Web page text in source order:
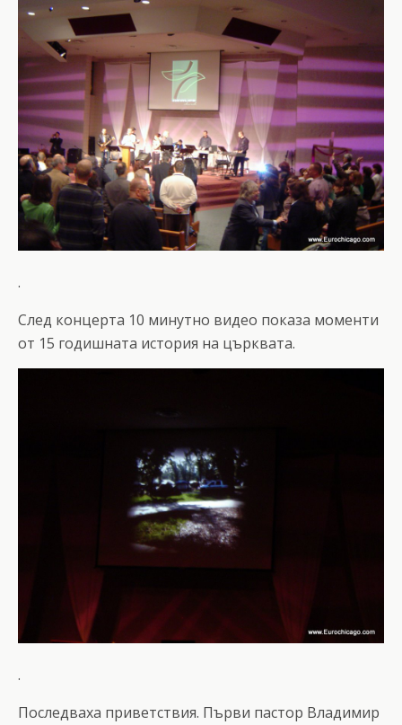
.
След концерта 10 минутно видео показа моменти
от 15 годишната история на църквата.
.
Последваха приветствия. Първи пастор Владимир